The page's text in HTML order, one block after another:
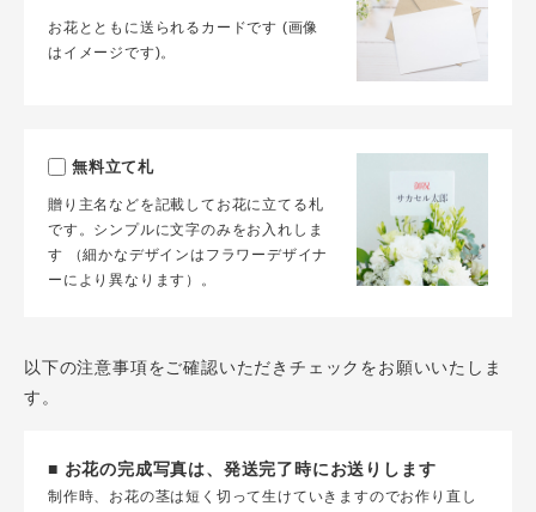
お花とともに送られるカードです (画像
はイメージです)。
無料立て札
贈り主名などを記載してお花に立てる札
です。シンプルに文字のみをお入れしま
す （細かなデザインはフラワーデザイナ
ーにより異なります）。
以下の注意事項をご確認いただきチェックをお願いいたしま
す。
■ お花の完成写真は、発送完了時にお送りします
制作時、お花の茎は短く切って生けていきますのでお作り直し